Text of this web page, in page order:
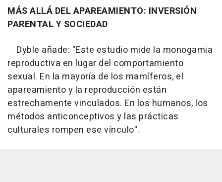
MÁS ALLÁ DEL APAREAMIENTO: INVERSIÓN
PARENTAL Y SOCIEDAD
Dyble añade: "Este estudio mide la monogamia
reproductiva en lugar del comportamiento
sexual. En la mayoría de los mamíferos, el
apareamiento y la reproducción están
estrechamente vinculados. En los humanos, los
métodos anticonceptivos y las prácticas
culturales rompen ese vínculo".